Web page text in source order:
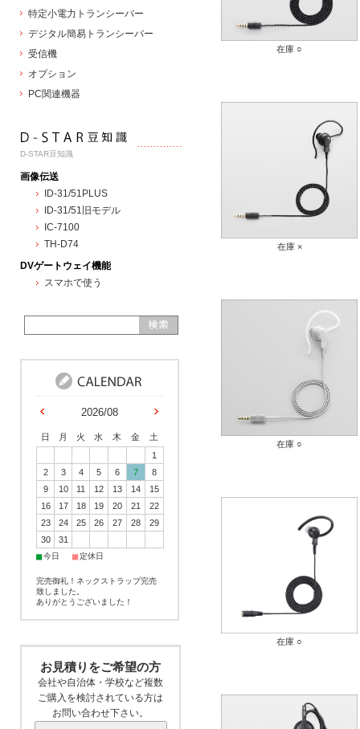
在庫 ○
在庫 ×
在庫 ○
在庫 ○
特定小電力トランシーバー
デジタル簡易トランシーバー
受信機
オプション
PC関連機器
D-STAR豆知識
画像伝送
ID-31/51PLUS
ID-31/51旧モデル
IC-7100
TH-D74
DVゲートウェイ機能
スマホで使う
2026/08
日 月 火 水 木 金
土
1
2
3 4 5 6 7
8
9
10 11 12 13 14
15
16
17 18 19 20 21
22
23
24 25 26 27 28
29
30
31
■今日 ■定休日
完売御礼！ネックストラップ完売
致しました。
ありがとうございました！
お見積りをご希望の方
会社や自治体・学校など複数
ご購入を検討されている方は
お問い合わせ下さい。